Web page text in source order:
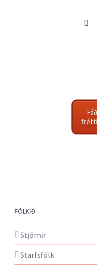
FÓLKIÐ
Stjórnir
Starfsfólk